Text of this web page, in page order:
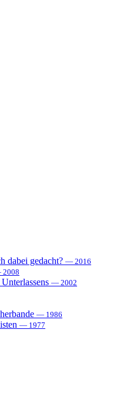
dabei gedacht? — 2016
— 2002
— 1986
— 1977